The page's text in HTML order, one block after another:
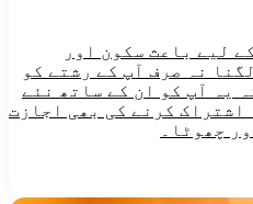
لیے باعث سکون اور
نہ صرف آپ کے رشتے کو
یہ آپ کو ان کے ساتھ نئے
اشتراک کرنے کی بھی اجازت
چھوٹا۔